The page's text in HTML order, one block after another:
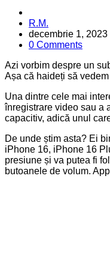
Posted
by
R.M.
decembrie 1, 2023
0 Comments
Azi vorbim despre un
Așa că haideți să
Una dintre cele mai
înregistrare video sau a
capacitiv, adică unul
De unde știm asta? Ei
iPhone 16, iPhone 16
presiune și va putea fi
butoanele de volum.